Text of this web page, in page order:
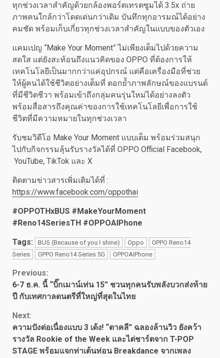
ทุกช่วงเวลาสำคัญด้วยกล้องพอร์ตเทรตซูมได้ 3.5x ถ่าย
ภาพคนใกล้กว่าโดดเด่นกว่าเดิม บันทึกทุกอารมณ์ได้อย่าง
คมชัด พร้อมเก็บเกี่ยวทุกช่วงเวลาสำคัญในแบบของตัวเอง
แคมเปญ “Make Your Moment” ไม่เพียงเต็มไปด้วยความ
สดใส แต่ยังสะท้อนถึงแนวคิดของ OPPO ที่ต้องการให้
เทคโนโลยีเป็นมากกว่าแค่อุปกรณ์ แต่คือเครื่องมือที่ช่วย
ให้ผู้คนได้ใช้ชีวิตอย่างเต็มที่ ตอกย้ำภาพลักษณ์ของแบรนด์
ที่มีชีวิตชีวา พร้อมเข้าถึงกลุ่มคนรุ่นใหม่ได้อย่างลงตัว
พร้อมสื่อสารถึงคุณค่าของการใช้เทคโนโลยีเพื่อการใช้
ชีวิตที่มีความหมายในทุกช่วงเวลา
รับชมวิดีโอ Make Your Moment แบบเต็ม พร้อมร่วมสนุก
ไปกับกิจกรรมลุ้นรับรางวัลได้ที่ OPPO Official Facebook,
YouTube, TikTok และ X
ติดตามข่าวสารเพิ่มเติมได้ที่ :
https://www.facebook.com/oppothai
#OPPOTHxBUS #MakeYourMoment
#Reno14SeriesTH #OPPOAIPhone
Tags: BUS (Because of you I shine) Oppo
OPPO Reno14
Series
OPPO Reno14 Series 5G OPPOAIPhone
Continue
Reading
Previous:
6-7 ธ.ค. นี้ “บิ๊กเมาน์เท่น 15” ชวนทุกคนรับพลังบวกส่งท้าย
ปี กับเทศกาลดนตรีที่ใหญ่ที่สุดในไทย
Next:
ความปังต่อเนื่องแบบ 3 เด้ง! “ตาคลี” ฉลองล้านวิว ยังคว้า
รางวัล Rookie of the Week และไต่ชาร์ตจาก T-POP
STAGE พร้อมแจกท่าเต้นท่อน Breakdance จากเพลง